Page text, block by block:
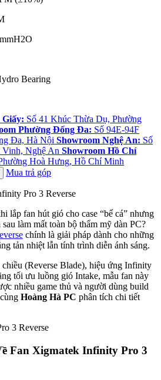
Bearing
Giấy: Số 41 Khúc Thừa Dụ, Phường
Phường Đống Đa: Số 94E-94F
Đa, Hà Nội Showroom Nghệ An: Số
Vinh, Nghệ An Showroom Hồ Chí
Hoà Hưng, Hồ Chí Minh
Mua trả góp
Pro 3 Reverse
lắp fan hút gió cho case “bể cá” nhưng
làm mất toàn bộ thẩm mỹ dàn PC?
chính là giải pháp dành cho những
tản nhiệt lẫn tính trình diễn ánh sáng.
(Reverse Blade), hiệu ứng Infinity
tối ưu luồng gió Intake, mẫu fan này
nhiều game thủ và người dùng build
Hoàng Hà PC phân tích chi tiết
Fan Xigmatek Infinity Pro 3